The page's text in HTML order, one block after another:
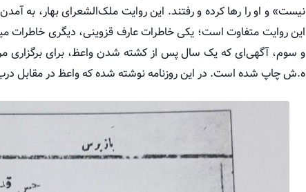
نیست» و او را رها کرده و رفتند. این روایت ملک‌الشعرای بهار، به
این روایت متفاوت است؛ یکی خاطرات عارف قزوینی، دیگری خاطرات
ه.ش چاپ شده است. در این روزنامه نوشته شده که واعظ در مقابل